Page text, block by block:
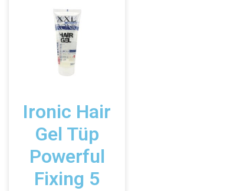
Ironic Hair
Gel Tüp
Powerful
Fixing 5